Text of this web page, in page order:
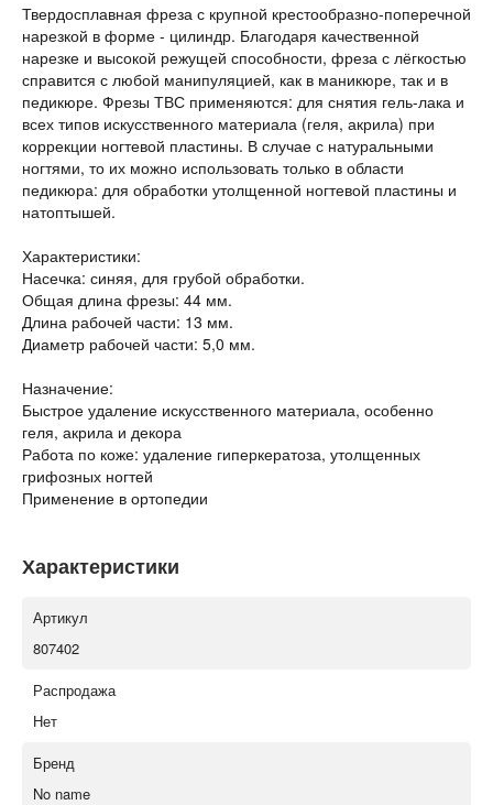
Твердосплавная фреза с крупной крестообразно-поперечной
нарезкой в форме - цилиндр. Благодаря качественной
нарезке и высокой режущей способности, фреза с лёгкостью
справится с любой манипуляцией, как в маникюре, так и в
педикюре. Фрезы ТВС применяются: для снятия гель-лака и
всех типов искусственного материала (геля, акрила) при
коррекции ногтевой пластины. В случае с натуральными
ногтями, то их можно использовать только в области
педикюра: для обработки утолщенной ногтевой пластины и
натоптышей.
Характеристики:
Насечка: синяя, для грубой обработки.
Общая длина фрезы: 44 мм.
Длина рабочей части: 13 мм.
Диаметр рабочей части: 5,0 мм.
Назначение:
Быстрое удаление искусственного материала, особенно
геля, акрила и декора
Работа по коже: удаление гиперкератоза, утолщенных
грифозных ногтей
Применение в ортопедии
Характеристики
Артикул
807402
Распродажа
Нет
Бренд
No name